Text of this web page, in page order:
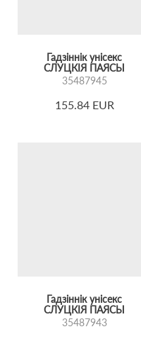
Гадзіннік унісекс
СЛУЦКІЯ ПАЯСЫ
35487945
155.84 EUR
Гадзіннік унісекс
СЛУЦКІЯ ПАЯСЫ
35487943